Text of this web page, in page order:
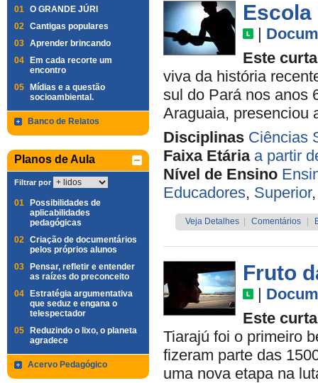
01 O GRANDE JÚRI
02 Cantigas populares
03 Aprender brincando
04
Em cada recorte um
encontro
05
Mídias e a questão
socioambiental.
Banco de Relatos
Planos de Aula
Filtrar por
01
Possibilidades de
aplicabilidades
pedagógicas
02 Criação de documentários
pelos próprios alunos
03
Pensar, refletir e entender
as raízes do preconceito
04
Estratégia argumentativa
que seduz e engana o
telespectador
05
Reduzindo o lixo, o planeta
agradece
Acervo Pedagógico
Escola
|
Este
viva da história
sul do Pará nos anos
Araguaia, presenciou
Disciplinas Ciências
Faixa Etária a partir
Nível de Ensino
Educadores, Superior
Veja Detalhes Comentários
Fruto
|
Este
Tiarajú foi o primeiro
fizeram parte das
uma nova etapa na